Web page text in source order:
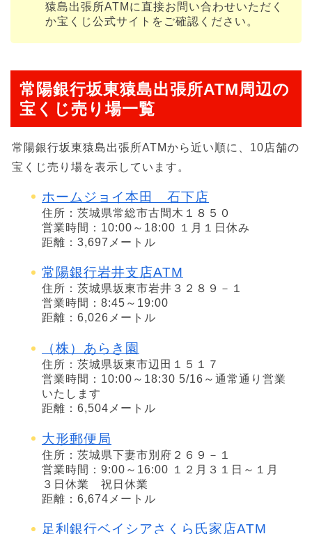
猿島出張所ATMに直接お問い合わせいただく
か宝くじ公式サイトをご確認ください。
常陽銀行坂東猿島出張所ATM周辺の
宝くじ売り場一覧
常陽銀行坂東猿島出張所ATMから近い順に、10店舗の
宝くじ売り場を表示しています。
ホームジョイ本田 石下店
住所：茨城県常総市古間木１８５０
営業時間：10:00～18:00 １月１日休み
距離：3,697メートル
常陽銀行岩井支店ATM
住所：茨城県坂東市岩井３２８９－１
営業時間：8:45～19:00
距離：6,026メートル
（株）あらき園
住所：茨城県坂東市辺田１５１７
営業時間：10:00～18:30 5/16～通常通り営業
いたします
距離：6,504メートル
大形郵便局
住所：茨城県下妻市別府２６９－１
営業時間：9:00～16:00 １２月３１日～１月
３日休業 祝日休業
距離：6,674メートル
足利銀行ベイシアさくら氏家店ATM